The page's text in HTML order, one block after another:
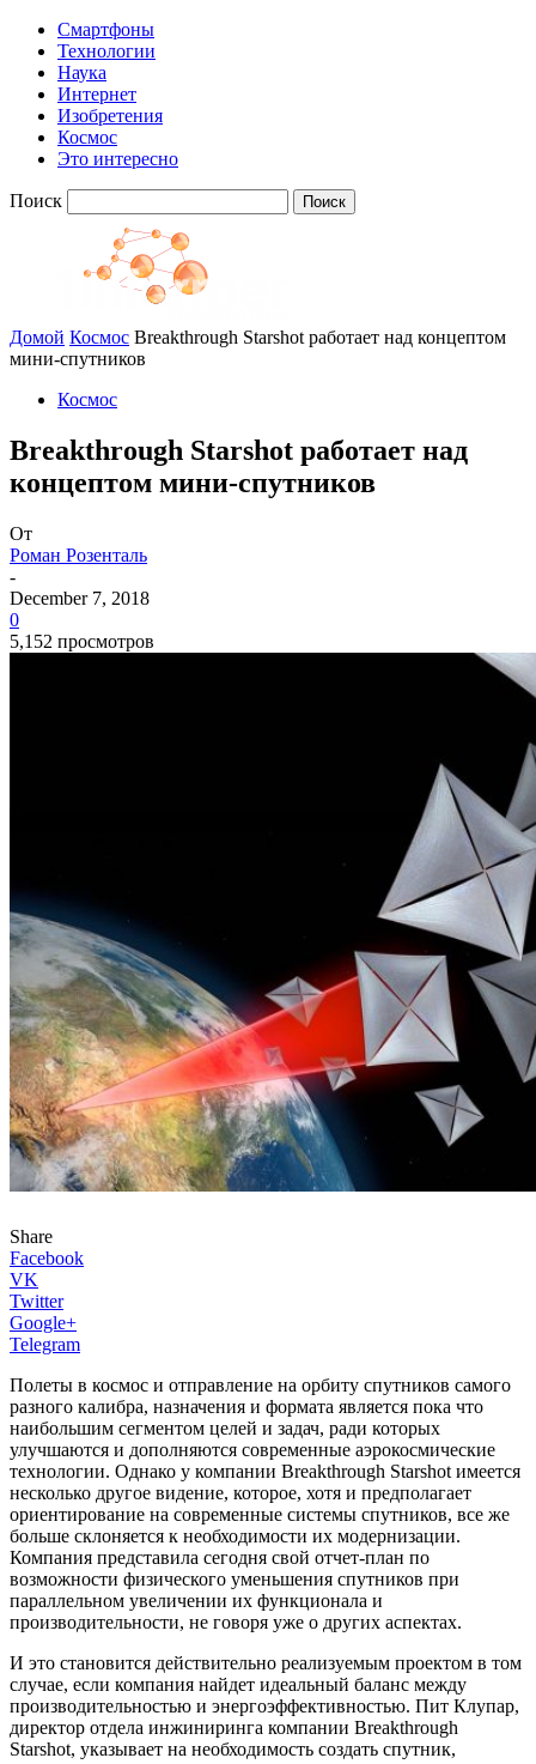
Смартфоны
Технологии
Наука
Интернет
Изобретения
Космос
Это интересно
Поиск
Домой Космос Breakthrough Starshot работает над концептом
мини-спутников
Космос
Breakthrough Starshot работает над
концептом мини-спутников
От
Роман Розенталь
-
December 7, 2018
0
5,152 просмотров
Share
Facebook
VK
Twitter
Google+
Telegram
Полеты в космос и отправление на орбиту спутников самого
разного калибра, назначения и формата является пока что
наибольшим сегментом целей и задач, ради которых
улучшаются и дополняются современные аэрокосмические
технологии. Однако у компании Breakthrough Starshot имеется
несколько другое видение, которое, хотя и предполагает
ориентирование на современные системы спутников, все же
больше склоняется к необходимости их модернизации.
Компания представила сегодня свой отчет-план по
возможности физического уменьшения спутников при
параллельном увеличении их функционала и
производительности, не говоря уже о других аспектах.
И это становится действительно реализуемым проектом в том
случае, если компания найдет идеальный баланс между
производительностью и энергоэффективностью. Пит Клупар,
директор отдела инжиниринга компании Breakthrough
Starshot, указывает на необходимость создать спутник,